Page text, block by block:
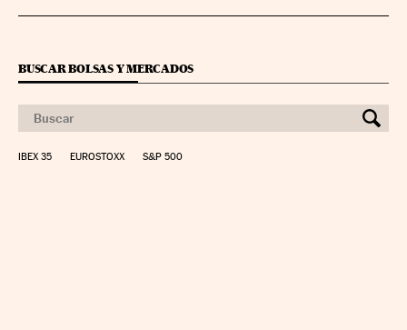
BUSCAR BOLSAS Y MERCADOS
IBEX 35 EUROSTOXX S&P 500